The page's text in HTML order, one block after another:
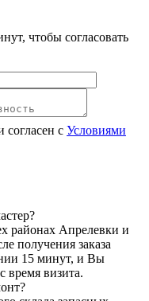
чтобы согласовать
с Условиями
районах Апрелевки и
получения заказа
15 минут, и Вы
время визита.